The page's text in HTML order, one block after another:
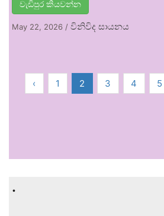
වැඩිපුර කියවන්න
May 22, 2026 / විනිවිද සායනය
‹ 1 2 3 4 5
.